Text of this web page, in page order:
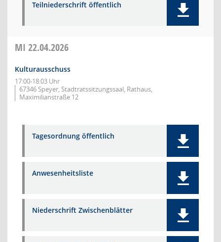
Teilniederschrift öffentlich
MI 22.04.2026
Kulturausschuss
17:00-18:03 Uhr
67346 Speyer, Stadtratssitzungssaal, Rathaus,
Maximilianstraße 12
Tagesordnung öffentlich
Anwesenheitsliste
Niederschrift Zwischenblätter